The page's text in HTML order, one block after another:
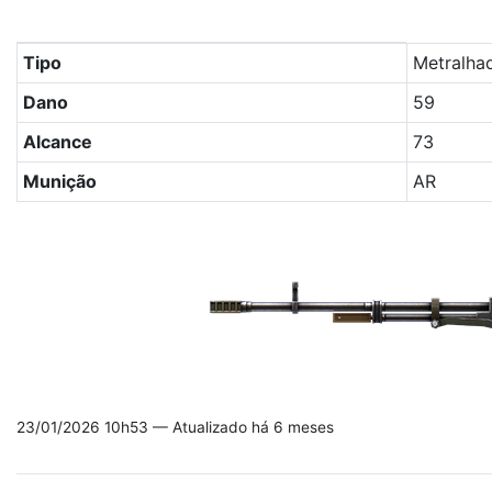
Tabela com os principais atributos da arma Kord no Free
Tipo
Dano
59
Alcance
73
Munição
AR
23/01/2026 10h53 — Atualizado há 6 meses